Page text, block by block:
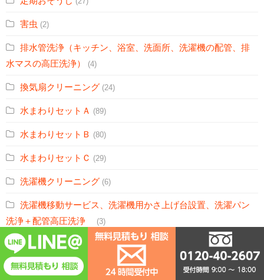
害虫 (2)
排水管洗浄（キッチン、浴室、洗面所、洗濯機の配管、排
水マスの高圧洗浄）
(4)
換気扇クリーニング (24)
水まわりセットＡ (89)
水まわりセットＢ (80)
水まわりセットＣ (29)
洗濯機クリーニング (6)
洗濯機移動サービス、洗濯機用かさ上げ台設置、洗濯パン
洗浄＋配管高圧洗浄
(3)
洗面所クリーニング
浴室・トイレ・洗面所セット (3)